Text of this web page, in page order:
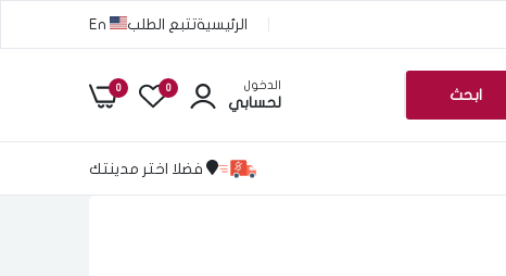
الرئيسيةتتبع الطلب En
ابحث
الدخول
لحسابي
0
0
فضلا اختر مدينتك